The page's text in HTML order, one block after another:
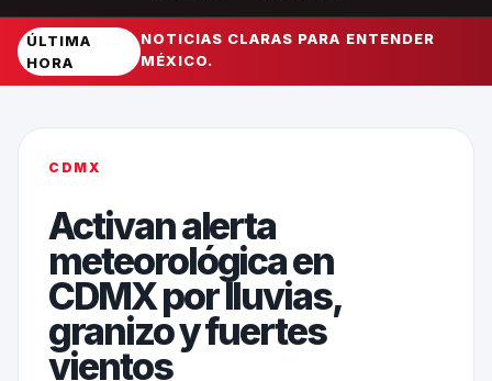
ÚLTIMA
HORA
NOTICIAS CLARAS PARA ENTENDER
MÉXICO.
CDMX
Activan alerta
meteorológica en
CDMX por lluvias,
granizo y fuertes
vientos